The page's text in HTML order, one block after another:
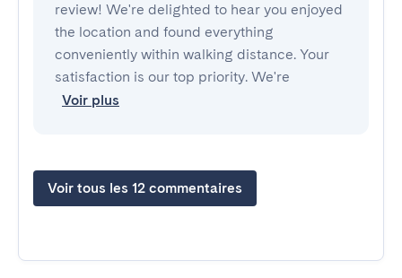
review! We're delighted to hear you enjoyed
the location and found everything
conveniently within walking distance. Your
satisfaction is our top priority. We're
Voir plus
Voir tous les 12 commentaires